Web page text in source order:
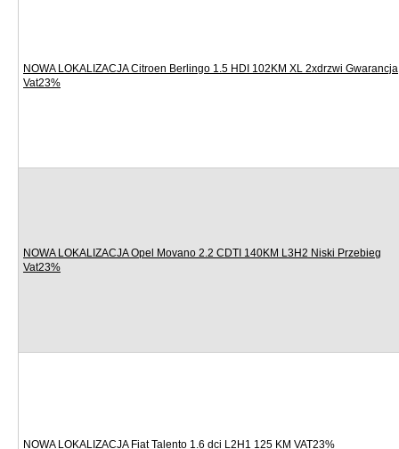
NOWA LOKALIZACJA Citroen Berlingo 1.5 HDI 102KM XL 2xdrzwi Gwarancja
Vat23%
NOWA LOKALIZACJA Opel Movano 2.2 CDTI 140KM L3H2 Niski Przebieg
Vat23%
NOWA LOKALIZACJA Fiat Talento 1.6 dci L2H1 125 KM VAT23%